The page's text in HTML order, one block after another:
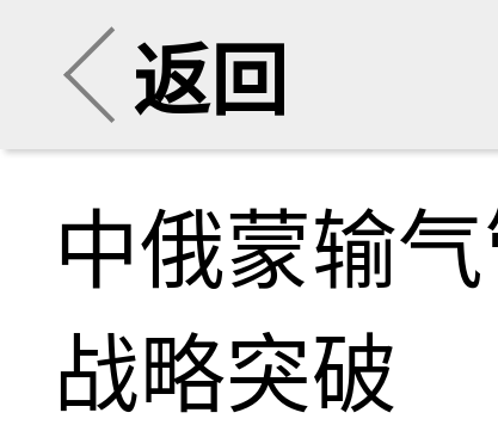
返回
中俄蒙输
战略突破